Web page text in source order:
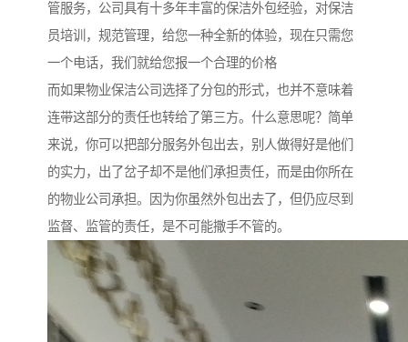
管服务，公司具有十多年丰富的保洁外包经验，对保洁
员培训，规范管理，给您一种全新的体验，现在只需您
一个电话，我们就给您报一个合理的价格
而如果物业保洁公司选择了分包的形式，也并不意味着
连带这部分的责任也转给了第三方。什么意思呢？简单
来说，你可以把部分服务外包出去，别人做得好是他们
的实力，出了岔子却不是他们承担责任，而是由你所在
的物业公司承担。因为你虽然外包出去了，但仍应尽到
监督、监管的责任，是不可能撒手不管的。